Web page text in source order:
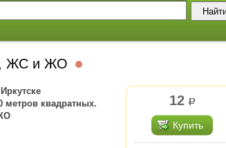
ЖС и ЖО
12 р.
Купить
метров квадратных.